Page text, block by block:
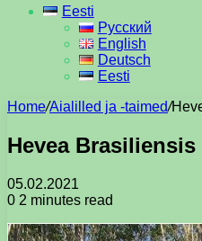
Eesti
Русский
English
Deutsch
Eesti
Home/Aialilled ja -taimed/
Hevea Brasiliensis
05.02.2021
0 2 minutes read